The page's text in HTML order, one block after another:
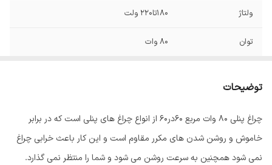
ولتاژ 180تا220 ولت
توان 80 وات
طول عمر
میزان روشنایی 5500 لومن
توضیحات
چراغ پنلی 80 وات مربع 60در60 از انواع چراغ های پنلی است که در برابر
خاموش و روشن شدن های مکرر مقاوم است و این کار باعث خرابی چراغ
نمی شود همچنین به سرعت روشن می شود و شما را منتظر نمی گذارد.